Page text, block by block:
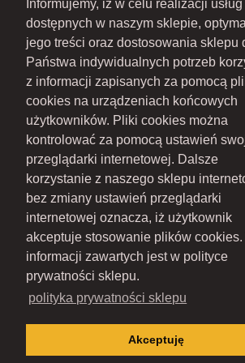
Informujemy, iż w celu realizacji usług
dostępnych w naszym sklepie,
jego treści oraz dostosowania sklepu
Państwa indywidualnych potrzeb
z informacji zapisanych za pomocą
cookies na urządzeniach końcowych
użytkowników. Pliki cookies można
kontrolować za pomocą ustawień
przeglądarki internetowej. Dalsze
korzystanie z naszego sklepu
bez zmiany ustawień przeglądarki
internetowej oznacza, iż użytkownik
akceptuje stosowanie plików
informacji zawartych jest w polityce
prywatności sklepu.
polityka prywatności sklepu
Akceptuję
MOJE KONTO
INFORMACJE
O FIRMIE
ZOBACZ RÓWNIEŻ
KONTAKT
NEWSLETTER
RAMEX SPÓŁKA Z OGRANICZONĄ ODPOWIEDZIALNOŚCIĄ
z siedzibą w Nowym Sączu (adres siedziby i adres do
123 C, 33-300 Nowy Sącz); wpisana do Rejestru
Sądowego pod numerem KRS 0000434051; sąd
jest dokumentacja spółki: Sąd Rejonowy dla Krakowa-
Wydział Gospodarczy Krajowego Rejestru Sądowego;
10 050 000 zł, w całości opłacony; NIP: